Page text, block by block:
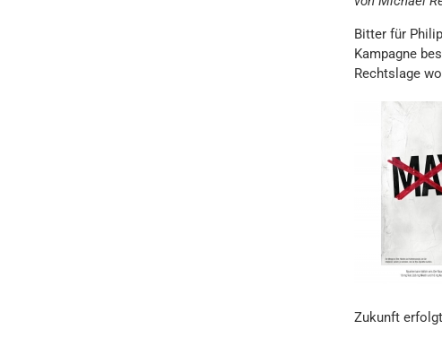
Bitter für
Kampagne
Rechtslage
Zukunft